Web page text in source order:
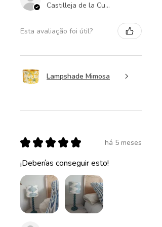
Castilleja de la Cuesta , ES-AN
Esta avaliação foi útil?
Lampshade Mimosa
★ ★ ★ ★ ★ há 5 meses
¡Deberías conseguir esto!